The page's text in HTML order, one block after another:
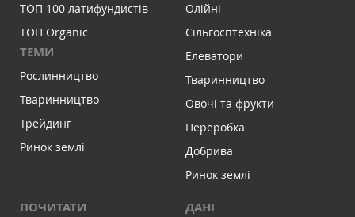
ТОП 100 латифундистів
ТОП Organic
ТЕМИ
Рослинництво
Тваринництво
Трейдинг
Ринок землі
Олійні
Сільгосптехніка
Елеватори
Тваринництво
Овочі та фрукти
Переробка
Добрива
Ринок землі
ПОЧИТАТИ ДАНІ